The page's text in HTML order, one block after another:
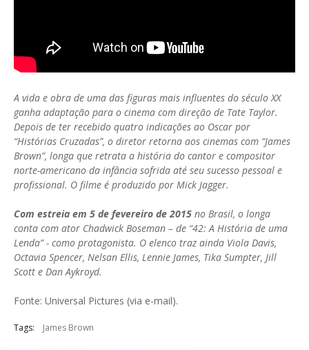
A vida e obra de uma das figuras mais influentes do século XX
ganha adaptação para o cinema com direção de Tate Taylor.
Depois de ter recebido quatro indicações ao Oscar por
“Histórias Cruzadas”, o diretor retorna aos cinemas com “James
Brown”, longa que retrata a história do cantor e compositor
norte-americano da infância sofrida até seu sucesso pessoal e
profissional. O filme é produzido por Mick Jagger.
Com estreia em 5 de fevereiro de 2015 no Brasil, o longa
conta com ator Chadwick Boseman – de “42: A História de uma
Lenda” - como protagonista. O elenco traz ainda Viola Davis,
Octavia Spencer, Nelsan Ellis, Lennie James, Tika Sumpter, Jill
Scott e Dan Aykroyd.
Fonte: Universal Pictures (via e-mail).
Tags: James Brown